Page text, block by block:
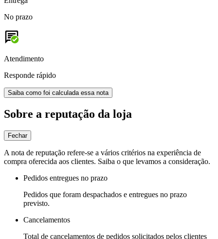
No prazo
Atendimento
Responde rápido
Saiba como foi calculada essa nota
Sobre a reputação da loja
Fechar
A nota de reputação refere-se a vários critérios na experiência de
compra oferecida aos clientes. Saiba o que levamos a consideração.
Pedidos entregues no prazo
Pedidos que foram despachados e entregues no prazo
previsto.
Cancelamentos
Total de cancelamentos de pedidos solicitados pelos clientes